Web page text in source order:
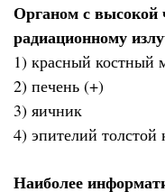
Органом с высокой
радиационному
1) красный костный
2) печень (+)
3) яичник
4) эпителий
Наиболее